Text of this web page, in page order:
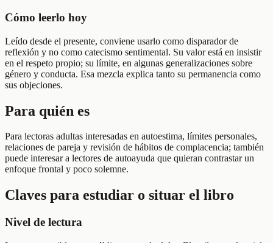
Cómo leerlo hoy
Leído desde el presente, conviene usarlo como disparador de
reflexión y no como catecismo sentimental. Su valor está en insistir
en el respeto propio; su límite, en algunas generalizaciones sobre
género y conducta. Esa mezcla explica tanto su permanencia como
sus objeciones.
Para quién es
Para lectoras adultas interesadas en autoestima, límites personales,
relaciones de pareja y revisión de hábitos de complacencia; también
puede interesar a lectores de autoayuda que quieran contrastar un
enfoque frontal y poco solemne.
Claves para estudiar o situar el libro
Nivel de lectura